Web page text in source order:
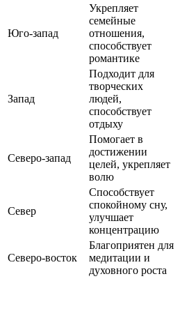
Юго-запад
Укрепляет
семейные
отношения,
способствует
романтике
Запад
Подходит для
творческих
людей,
способствует
отдыху
Северо-запад
Помогает в
достижении
целей, укрепляет
волю
Север
Способствует
спокойному сну,
улучшает
концентрацию
Северо-восток
Благоприятен для
медитации и
духовного роста